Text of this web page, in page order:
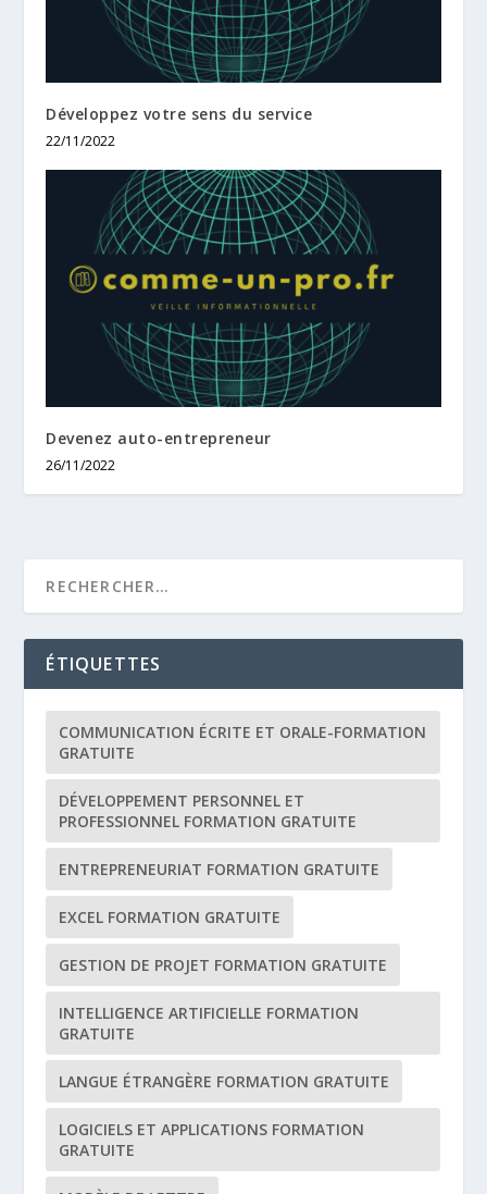
Développez votre sens du service
22/11/2022
Devenez auto-entrepreneur
26/11/2022
ÉTIQUETTES
COMMUNICATION ÉCRITE ET ORALE-FORMATION
GRATUITE
DÉVELOPPEMENT PERSONNEL ET
PROFESSIONNEL FORMATION GRATUITE
ENTREPRENEURIAT FORMATION GRATUITE
EXCEL FORMATION GRATUITE
GESTION DE PROJET FORMATION GRATUITE
INTELLIGENCE ARTIFICIELLE FORMATION
GRATUITE
LANGUE ÉTRANGÈRE FORMATION GRATUITE
LOGICIELS ET APPLICATIONS FORMATION
GRATUITE